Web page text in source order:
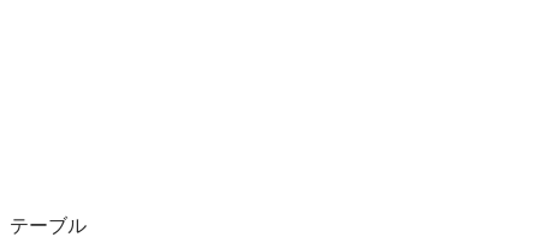
テーブル